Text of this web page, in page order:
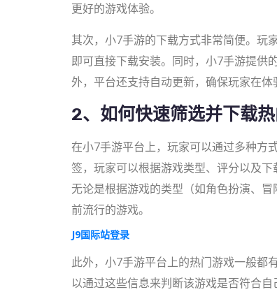
更好的游戏体验。
其次，小7手游的下载方式非常简便。玩
即可直接下载安装。同时，小7手游提供
外，平台还支持自动更新，确保玩家在体
2、如何快速筛选并下载
在小7手游平台上，玩家可以通过多种方
签，玩家可以根据游戏类型、评分以及
无论是根据游戏的类型（如角色扮演、
前流行的游戏。
J9国际站登录
此外，小7手游平台上的热门游戏一般都
以通过这些信息来判断该游戏是否符合